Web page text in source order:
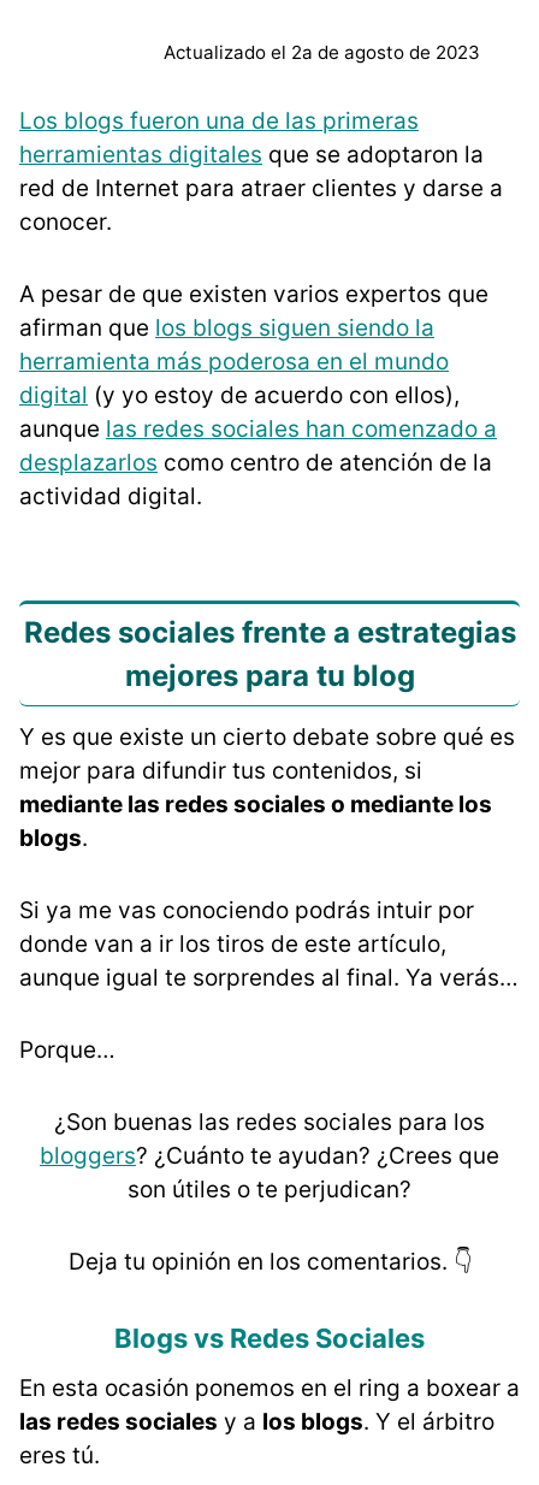
Actualizado el 2a de agosto de 2023
Los blogs fueron una de las primeras
herramientas digitales que se adoptaron la
red de Internet para atraer clientes y darse a
conocer.
A pesar de que existen varios expertos que
afirman que los blogs siguen siendo la
herramienta más poderosa en el mundo
digital (y yo estoy de acuerdo con ellos),
aunque las redes sociales han comenzado a
desplazarlos como centro de atención de la
actividad digital.
Redes sociales frente a estrategias
mejores para tu blog
Y es que existe un cierto debate sobre qué es
mejor para difundir tus contenidos, si
mediante las redes sociales o mediante los
blogs.
Si ya me vas conociendo podrás intuir por
donde van a ir los tiros de este artículo,
aunque igual te sorprendes al final. Ya verás…
Porque…
¿Son buenas las redes sociales para los
bloggers? ¿Cuánto te ayudan? ¿Crees que
son útiles o te perjudican?
Deja tu opinión en los comentarios. 👇
Blogs vs Redes Sociales
En esta ocasión ponemos en el ring a boxear a
las redes sociales y a los blogs. Y el árbitro
eres tú.